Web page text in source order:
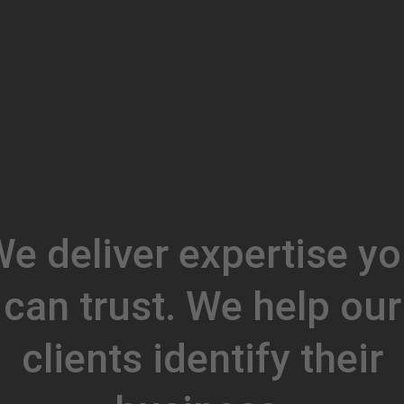
deliver expertise
can trust. We help our
clients identify their